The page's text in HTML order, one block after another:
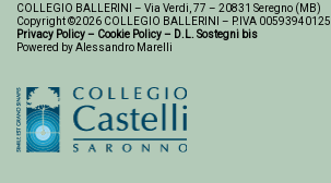
COLLEGIO BALLERINI – Via Verdi, 77 – 20831 Seregno (MB)
Copyright ©2026 COLLEGIO BALLERINI – P.IVA 00593940125
Privacy Policy– Cookie Policy– D.L. Sostegni bis
Powered by Alessandro Marelli